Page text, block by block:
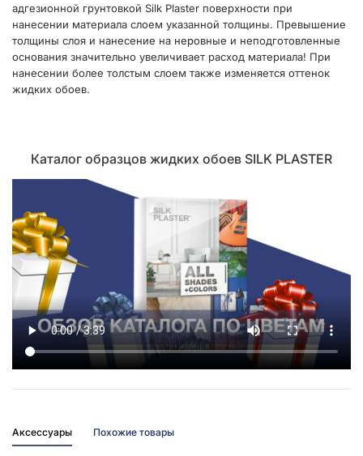
адгезионной грунтовкой Silk Plaster поверхности при
нанесении материала слоем указанной толщины. Превышение
толщины слоя и нанесение на неровные и неподготовленные
основания значительно увеличивает расход материала! При
нанесении более толстым слоем также изменяется оттенок
жидких обоев.
Каталог образцов жидких обоев SILK PLASTER
Аксессуары Похожие товары